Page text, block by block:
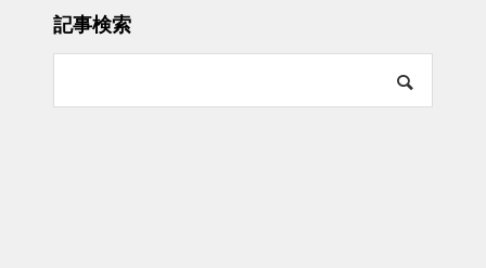
ブ
記事検索